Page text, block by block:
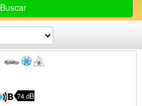
Buscar
74 dB